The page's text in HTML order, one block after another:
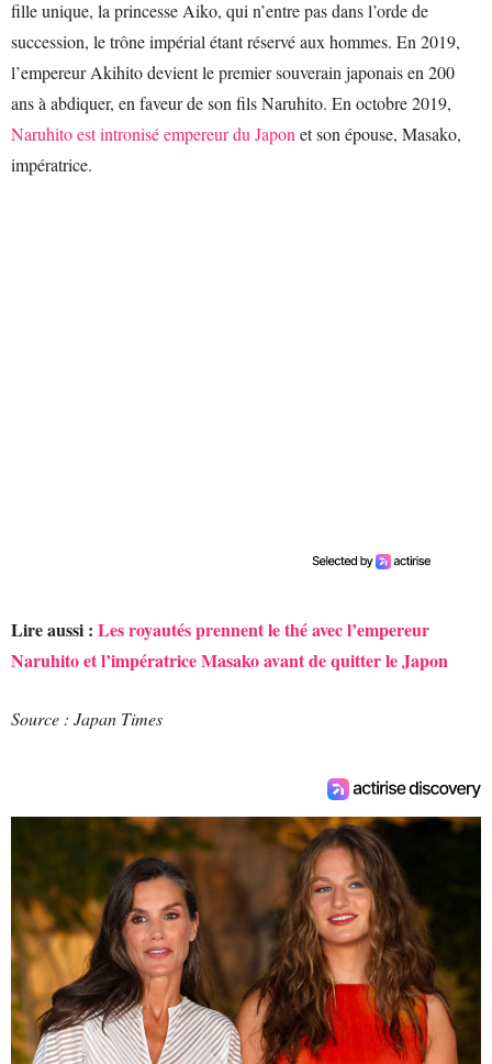
fille unique, la princesse Aiko, qui n’entre pas dans l’orde de
succession, le trône impérial étant réservé aux hommes. En 2019,
l’empereur Akihito devient le premier souverain japonais en 200
ans à abdiquer, en faveur de son fils Naruhito. En octobre 2019,
Naruhito est intronisé empereur du Japonet son épouse, Masako,
impératrice.
Lire aussi : Les royautés prennent le thé avec l’empereur
Naruhito et l’impératrice Masako avant de quitter le Japon
Source : Japan Times